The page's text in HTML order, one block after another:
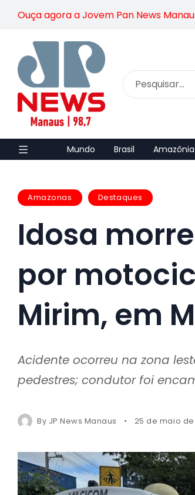
Ouça agora a Jovem Pan News
Mundo Brasil Amazônia
Amazonas Destaques
Idosa
por
Mirim, em
Acidente ocorreu na zona
pedestres; condutor foi
By JP News Manaus 25 de maio de